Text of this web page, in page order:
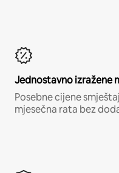
Jednostavno izražene
Posebne cijene
mjesečna rata bez